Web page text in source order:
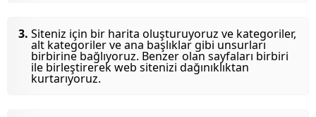
Siteniz için bir harita oluşturuyoruz ve kategoriler,
alt kategoriler ve ana başlıklar gibi unsurları
birbirine bağlıyoruz. Benzer olan sayfaları birbiri
ile birleştirerek web sitenizi dağınıklıktan
kurtarıyoruz.